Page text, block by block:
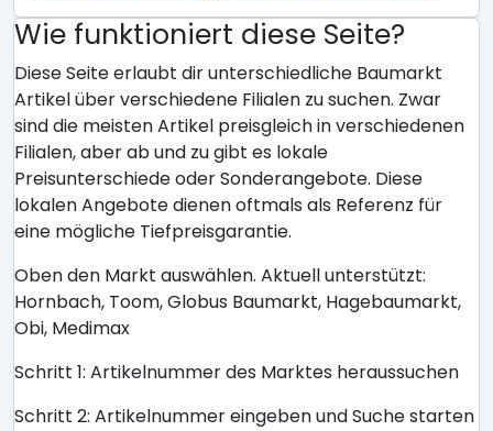
Wie funktioniert diese Seite?
Diese Seite erlaubt dir unterschiedliche Baumarkt
Artikel über verschiedene Filialen zu suchen. Zwar
sind die meisten Artikel preisgleich in verschiedenen
Filialen, aber ab und zu gibt es lokale
Preisunterschiede oder Sonderangebote. Diese
lokalen Angebote dienen oftmals als Referenz für
eine mögliche Tiefpreisgarantie.
Oben den Markt auswählen. Aktuell unterstützt:
Hornbach, Toom, Globus Baumarkt, Hagebaumarkt,
Obi, Medimax
Schritt 1: Artikelnummer des Marktes heraussuchen
Schritt 2: Artikelnummer eingeben und Suche starten